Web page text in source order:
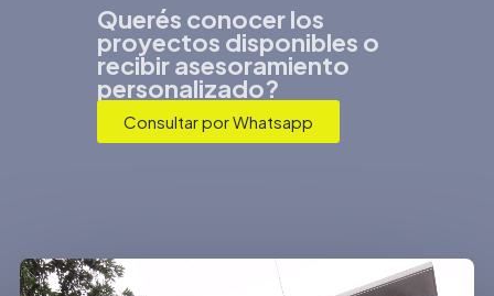
Querés conocer los
proyectos disponibles o
recibir asesoramiento
personalizado?
Consultar por Whatsapp